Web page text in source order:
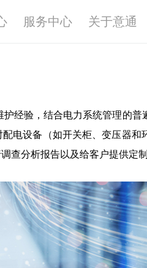
服务中心 关于意通
经验，结合电力系统管理的普
电设备（如开关柜、变压器和
分析报告以及给客户提供定制